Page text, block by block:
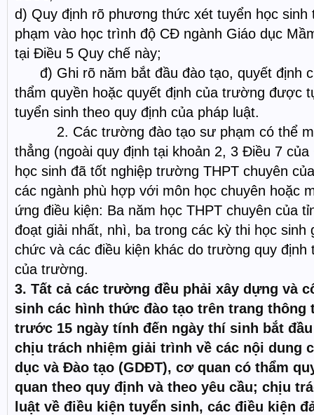
d) Quy định rõ phương thức xét tuyển học sinh
phạm vào học trình độ CĐ ngành Giáo dục
tại Điều 5 Quy chế này;
đ) Ghi rõ năm bắt đầu đào tạo, quyết định
thẩm quyền hoặc quyết định của trường được
tuyển sinh theo quy định của pháp luật.
2. Các trường đào tạo sư phạm có thể
thẳng (ngoài quy định tại khoản 2, 3 Điều 7
học sinh đã tốt nghiệp trường THPT chuyên
các ngành phù hợp với môn học chuyên hoặc
ứng điều kiện: Ba năm học THPT chuyên của
đoạt giải nhất, nhì, ba trong các kỳ thi học sinh
chức và các điều kiện khác do trường quy định
của trường.
3. Tất cả các trường đều phải xây dựng và
sinh các hình thức đào tạo trên trang
trước 15 ngày tính đến ngày thí sinh bắt
chịu trách nhiệm giải trình về các nội dung
dục và Đào tạo (GDĐT), cơ quan có thẩm
quan theo quy định và theo yêu cầu; chịu
luật về điều kiện tuyển sinh, các điều kiện